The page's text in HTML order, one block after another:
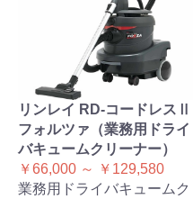
リンレイ RD-コードレスⅡ
フォルツァ（業務用ドライ
バキュームクリーナー）
￥66,000 ～ ￥129,580
業務用ドライバキュームク